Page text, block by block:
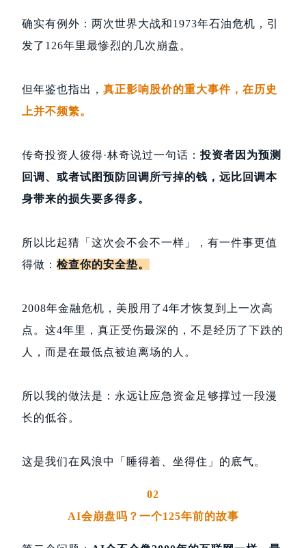
确实有例外：两次世界大战和1973年石油危机，引
发了126年里最惨烈的几次崩盘。
但年鉴也指出， 真正影响股价的重大事件，在历史
上并不频繁。
传奇投资人彼得·林奇说过一句话： 投资者因为预测
回调、或者试图预防回调所亏掉的钱，远比回调本
身带来的损失要多得多。
所以比起猜「这次会不会不一样」，有一件事更值
得做： 检查你的安全垫。
2008年金融危机，美股用了4年才恢复到上一次高
点。这4年里，真正受伤最深的，不是经历了下跌的
人，而是在最低点被迫离场的人。
所以我的做法是：永远让应急资金足够撑过一段漫
长的低谷。
这是我们在风浪中「睡得着、坐得住」的底气。
02
AI会崩盘吗？一个125年前的故事